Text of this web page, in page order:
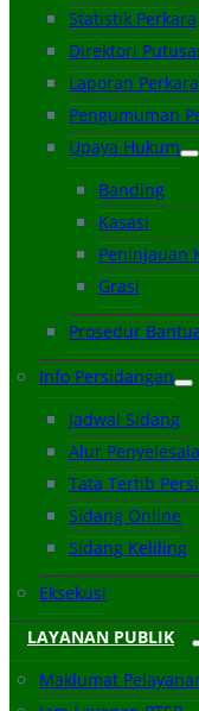
Statistik Perkara
Direktori
Laporan Perkara
Pengumuman
Upaya Hukum
Banding
Kasasi
Peninjauan
Grasi
Prosedur
Info Persidangan
Jadwal Sidang
Alur
Tata Tertib
Sidang Online
Sidang Keliling
Eksekusi
LAYANAN PUBLIK
Maklumat